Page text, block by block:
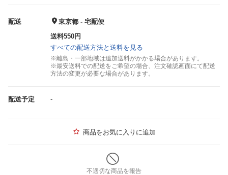
配送
東京都 - 宅配便
送料550円
すべての配送方法と送料を見る
※離島・一部地域は追加送料がかかる場合があります。
※最安送料での配送をご希望の場合、注文確認画面にて配送
方法の変更が必要な場合があります。
配送予定 -
商品をお気に入りに追加
不適切な商品を報告